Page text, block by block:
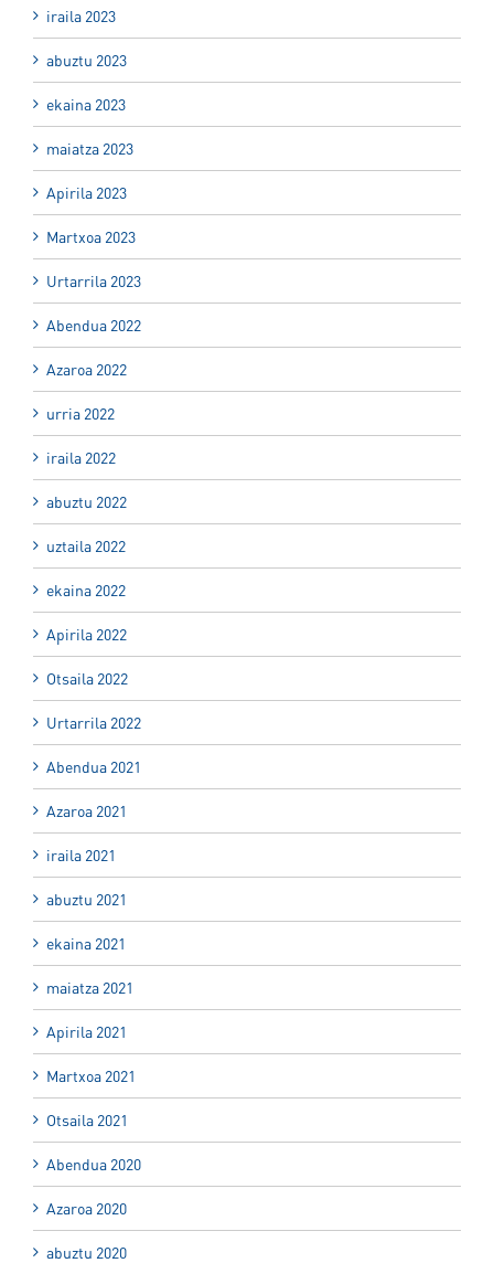
iraila 2023
abuztu 2023
ekaina 2023
maiatza 2023
Apirila 2023
Martxoa 2023
Urtarrila 2023
Abendua 2022
Azaroa 2022
urria 2022
iraila 2022
abuztu 2022
uztaila 2022
ekaina 2022
Apirila 2022
Otsaila 2022
Urtarrila 2022
Abendua 2021
Azaroa 2021
iraila 2021
abuztu 2021
ekaina 2021
maiatza 2021
Apirila 2021
Martxoa 2021
Otsaila 2021
Abendua 2020
Azaroa 2020
abuztu 2020